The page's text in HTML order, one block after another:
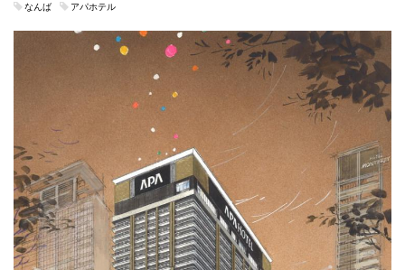
なんば アパホテル